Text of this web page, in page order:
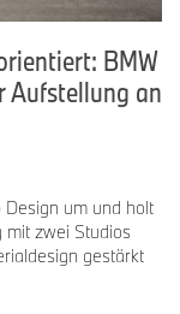
BMW
Aufstellung an
um und holt
zwei Studios
gestärkt